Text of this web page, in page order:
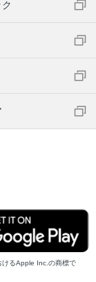
るApple Inc.の商標で